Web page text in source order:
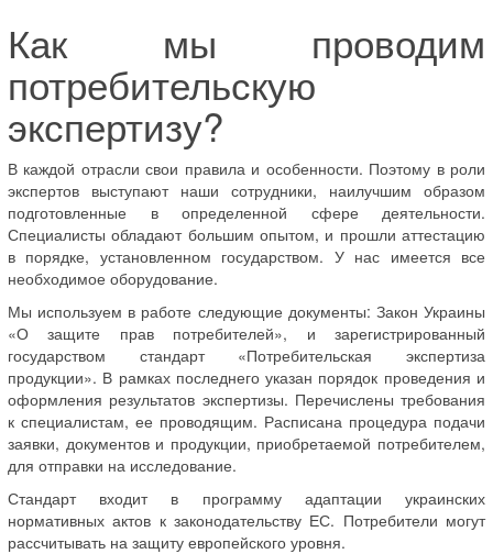
Как мы проводим
потребительскую
экспертизу?
В каждой отрасли свои правила и особенности. Поэтому в роли
экспертов выступают наши сотрудники, наилучшим образом
подготовленные в определенной сфере деятельности.
Специалисты обладают большим опытом, и прошли аттестацию
в порядке, установленном государством. У нас имеется все
необходимое оборудование.
Мы используем в работе следующие документы: Закон Украины
«О защите прав потребителей», и зарегистрированный
государством стандарт «Потребительская экспертиза
продукции». В рамках последнего указан порядок проведения и
оформления результатов экспертизы. Перечислены требования
к специалистам, ее проводящим. Расписана процедура подачи
заявки, документов и продукции, приобретаемой потребителем,
для отправки на исследование.
Стандарт входит в программу адаптации украинских
нормативных актов к законодательству ЕС. Потребители могут
рассчитывать на защиту европейского уровня.